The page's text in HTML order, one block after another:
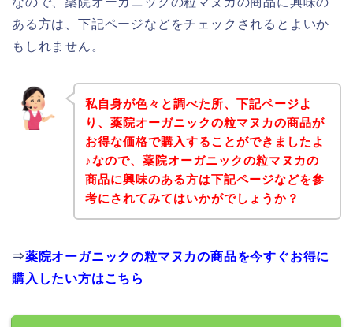
ある方は、下記ページなどをチェックされるとよいか
もしれません。
私自身が色々と調べた所、下記ページよ
り、薬院オーガニックの粒マヌカの商品が
お得な価格で購入することができましたよ
♪なので、薬院オーガニックの粒マヌカの
商品に興味のある方は下記ページなどを参
考にされてみてはいかがでしょうか？
⇒薬院オーガニックの粒マヌカの商品を今すぐお得に
購入したい方はこちら